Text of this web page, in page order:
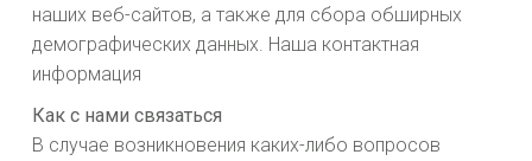
наших веб-сайтов, а также для сбора обширных
демографических данных. Наша контактная
информация
Как с нами связаться
В случае возникновения каких-либо вопросов